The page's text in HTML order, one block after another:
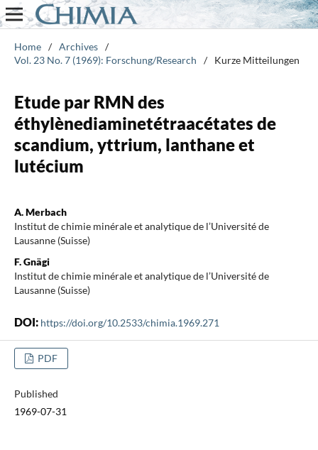
Home / Archives /
Vol. 23 No. 7 (1969): Forschung/Research
/ Kurze Mitteilungen
Etude par RMN des
éthylènediaminetétraacétates de
scandium, yttrium, lanthane et
lutécium
A. Merbach
Institut de chimie minérale et analytique de l’Université de
Lausanne (Suisse)
F. Gnägi
Institut de chimie minérale et analytique de l’Université de
Lausanne (Suisse)
DOI: https://doi.org/10.2533/chimia.1969.271
PDF
Published
1969-07-31